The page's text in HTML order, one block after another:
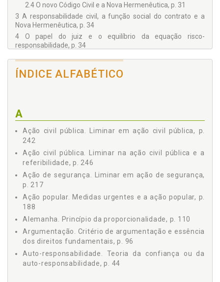
2.4 O novo Código Civil e a Nova Hermenêutica, p. 31
3 A responsabilidade civil, a função social do contrato e a
Nova Hermenêutica, p. 34
4 O papel do juiz e o equilíbrio da equação risco-
responsabilidade, p. 34
6 Hipóteses de responsabilidade sem culpa, p. 38
7 Papel do juiz na quantificação do dano e a ponderação, p.
40
9 Negócio jurídico no Código Civil de 2002, p. 41
10 Teorias da vontade e da declaração - Equação imposta ao
juiz, p. 43
11 Teoria da confiança ou da auto-responsabilidade, p. 44
12 O liberalismo e a postura individualista que nortearam os
Códigos Civis anteriores, p. 46
13 O direito obrigacional a partir da Revolução Francesa e
seus reflexos na ordem jurídica, p. 47
14 A liberdade de contratar - Do Estado Liberal ao Código Civil
de 2002, p. 48
15 Vulnerabilidade dos negócios jurídicos - Sistema de
nulidades do Código de Defesa do Consumidor e do Código
Civil brasileiro, p. 49
16 O poder geral de cautela - Manifestação de que o Direito
não altera somente alguns segmentos, p. 52
ÍNDICE ALFABÉTICO
A
Ação civil pública. Liminar em ação civil pública, p.
242
Ação civil pública. Liminar na ação civil pública e a
referibilidade, p. 246
Ação de segurança. Liminar em ação de segurança,
p. 217
Ação popular. Medidas urgentes e a ação popular, p.
188
Alemanha. Princípio da proporcionalidade, p. 110
Argumentação. Critério de argumentação e essência
dos direitos fundamentais, p. 96
Auto-responsabilidade. Teoria da confiança ou da
auto-responsabilidade, p. 44